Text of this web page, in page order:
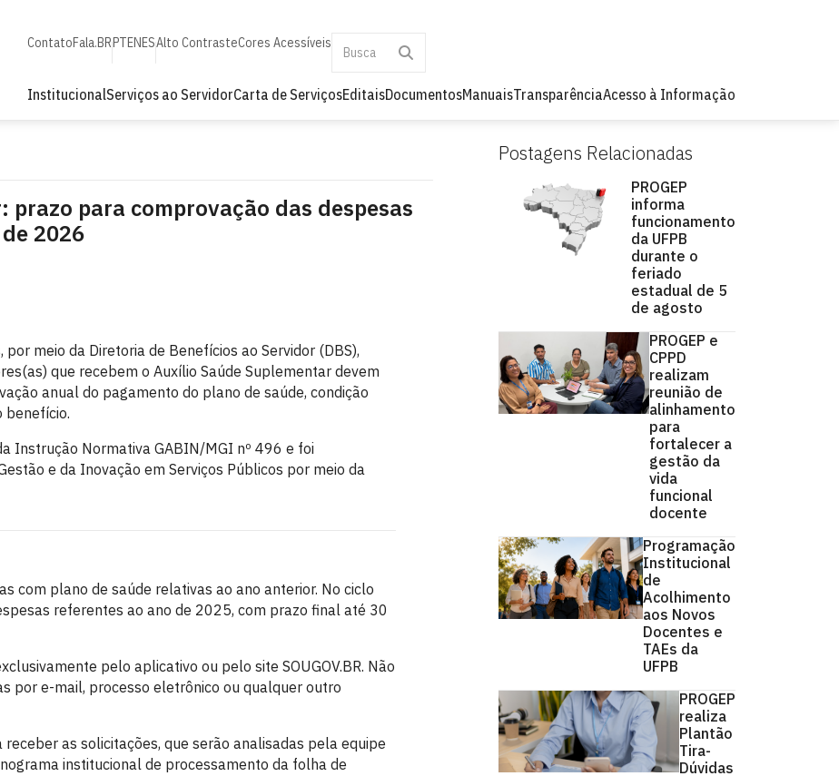
ContatoFala.BRPTENESAlto ContrasteCores Acessíveis
InstitucionalServiços ao ServidorCarta de ServiçosEditaisDocumentosManuaisTransparênciaAcesso à Informação
Postagens Relacionadas
PROGEP
informa
funcionamento
da UFPB
durante o
feriado
estadual de 5
de agosto
PROGEP e
CPPD
realizam
reunião de
alinhamento
para
fortalecer a
gestão da
vida
funcional
docente
Programação
Institucional
de
Acolhimento
aos Novos
Docentes e
TAEs da
UFPB
PROGEP
realiza
Plantão
Tira-
Dúvidas
para comprovação das despesas
2026
meio da Diretoria de Benefícios ao Servidor (DBS),
que recebem o Auxílio Saúde Suplementar devem
anual do pagamento do plano de saúde, condição
benefício.
Instrução Normativa GABIN/MGI nº 496 e foi
e da Inovação em Serviços Públicos por meio da
com plano de saúde relativas ao ano anterior. No ciclo
referentes ao ano de 2025, com prazo final até 30
pelo aplicativo ou pelo site SOUGOV.BR. Não
por e-mail, processo eletrônico ou qualquer outro
as solicitações, que serão analisadas pela equipe
institucional de processamento da folha de